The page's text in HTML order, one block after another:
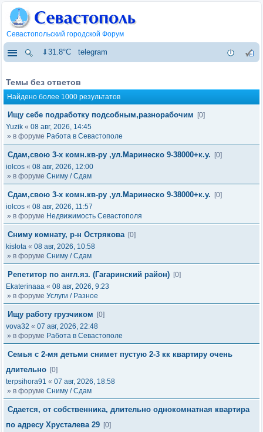
Севастопольский городской Форум
⇓31.8°C telegram
Темы без ответов
Найдено более 1000 результатов
Ищу себе подработку подсобным,разнорабочим
[0]
Yuzik « 08 авг, 2026, 14:45
» в форуме Работа в Севастополе
Сдам,свою 3-х комн.кв-ру ,ул.Маринеско 9-38000+к.у.
[0]
iolcos « 08 авг, 2026, 12:00
» в форуме Сниму / Сдам
Сдам,свою 3-х комн.кв-ру ,ул.Маринеско 9-38000+к.у.
[0]
iolcos « 08 авг, 2026, 11:57
» в форуме Недвижимость Севастополя
Сниму комнату, р-н Острякова [0]
kislota « 08 авг, 2026, 10:58
» в форуме Сниму / Сдам
Репетитор по англ.яз. (Гагаринский район) [0]
Ekaterinaaa « 08 авг, 2026, 9:23
» в форуме Услуги / Разное
Ищу работу грузчиком
[0]
vova32 « 07 авг, 2026, 22:48
» в форуме Работа в Севастополе
Семья с 2-мя детьми снимет пустую 2-3 кк квартиру очень
длительно [0]
terpsihora91 « 07 авг, 2026, 18:58
» в форуме Сниму / Сдам
Сдается, от собственника, длительно однокомнатная квартира
по адресу Хрусталева 29 [0]